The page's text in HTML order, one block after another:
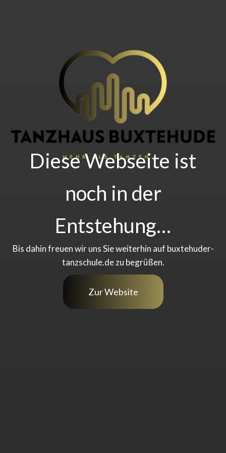
Diese Webseite ist
noch in der
Entstehung…
Bis dahin freuen wir uns Sie weiterhin auf buxtehuder-
tanzschule.de zu begrüßen.
Zur Website